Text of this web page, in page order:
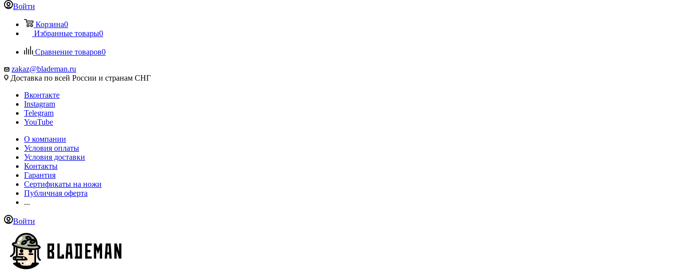
Войти
Корзина0
Избранные товары0
Сравнение товаров0
zakaz@blademan.ru
Доставка по всей России и странам СНГ
Вконтакте
Instagram
Telegram
YouTube
О компании
Условия оплаты
Условия доставки
Контакты
Гарантия
Сертификаты на ножи
Публичная оферта
...
Войти